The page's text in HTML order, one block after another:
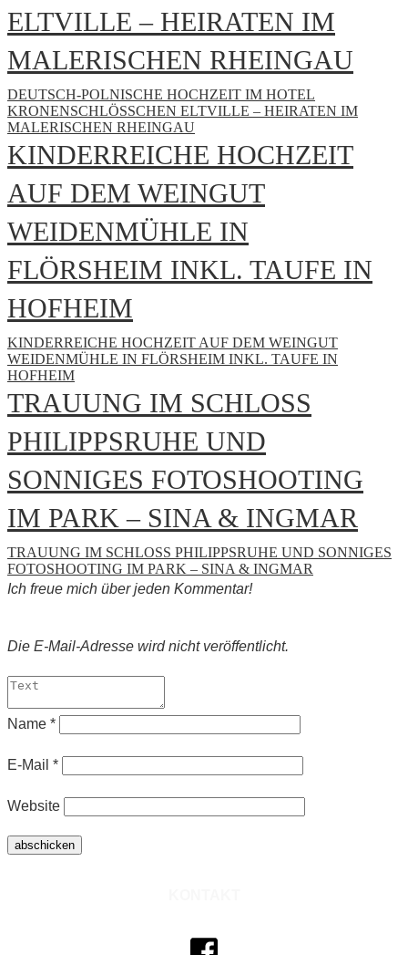
ELTVILLE – HEIRATEN IM
MALERISCHEN RHEINGAU
DEUTSCH-POLNISCHE HOCHZEIT IM HOTEL
KRONENSCHLÖSSCHEN ELTVILLE – HEIRATEN IM
MALERISCHEN RHEINGAU
KINDERREICHE HOCHZEIT
AUF DEM WEINGUT
WEIDENMÜHLE IN
FLÖRSHEIM INKL. TAUFE IN
HOFHEIM
KINDERREICHE HOCHZEIT AUF DEM WEINGUT
WEIDENMÜHLE IN FLÖRSHEIM INKL. TAUFE IN
HOFHEIM
TRAUUNG IM SCHLOSS
PHILIPPSRUHE UND
SONNIGES FOTOSHOOTING
IM PARK – SINA & INGMAR
TRAUUNG IM SCHLOSS PHILIPPSRUHE UND SONNIGES
FOTOSHOOTING IM PARK – SINA & INGMAR
Ich freue mich über jeden Kommentar!
Die E-Mail-Adresse wird nicht veröffentlicht.
Name *
E-Mail *
Website
abschicken